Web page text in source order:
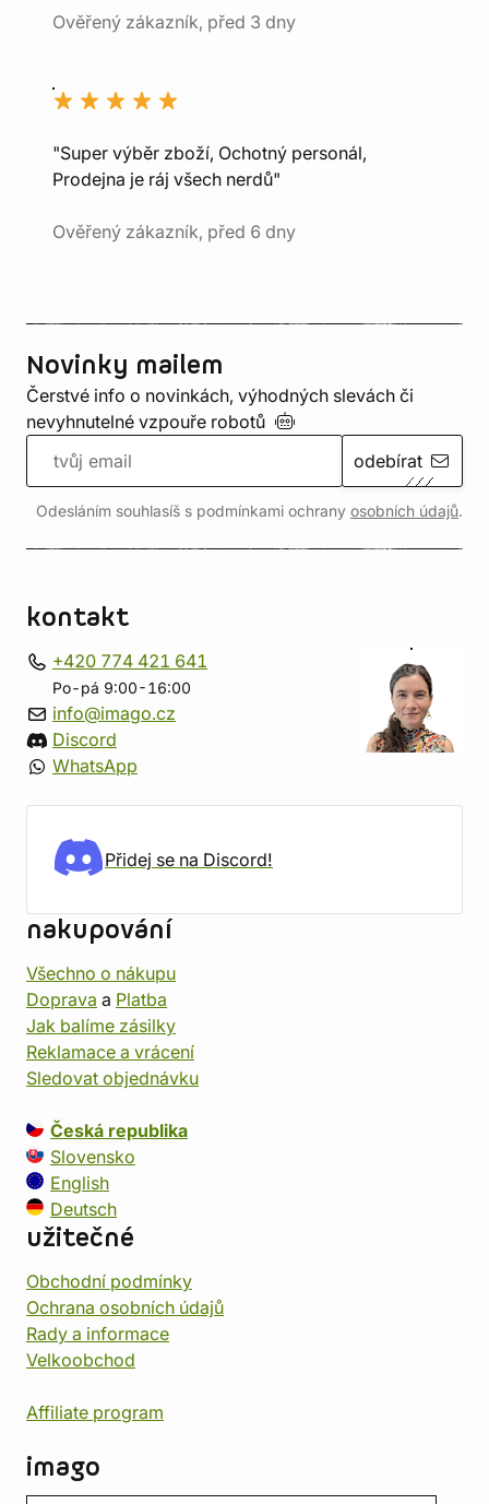
Ověřený zákazník, před 3 dny
"Super výběr zboží, Ochotný personál,
Prodejna je ráj všech nerdů"
Ověřený zákazník, před 6 dny
Novinky mailem
Čerstvé info o novinkách, výhodných slevách či
nevyhnutelné vzpouře robotů
odebírat
Odesláním souhlasíš s podmínkami ochrany osobních údajů.
kontakt
+420 774 421 641
Po-pá 9:00-16:00
info@imago.cz
Discord
WhatsApp
Přidej se na Discord!
nakupování
Všechno o nákupu
Doprava a Platba
Jak balíme zásilky
Reklamace a vrácení
Sledovat objednávku
Česká republika
Slovensko
English
Deutsch
užitečné
Obchodní podmínky
Ochrana osobních údajů
Rady a informace
Velkoobchod
Affiliate program
imago